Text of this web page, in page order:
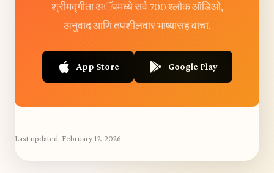
श्रीमद्गीता अॅपमध्ये सर्व 700 श्लोक ऑडिओ,
अनुवाद आणि तपशीलवार भाष्यासह वाचा.
App Store Google Play
Last updated: February 12, 2026